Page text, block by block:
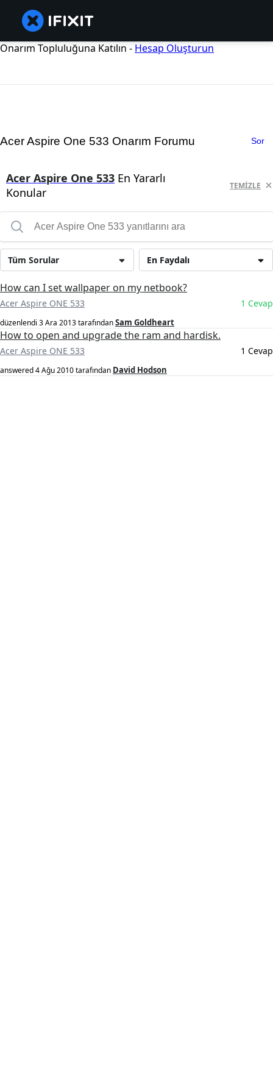
Onarım Topluluğuna Katılın - Hesap Oluşturun
Acer Aspire One 533 Onarım Forumu Sor
Acer Aspire One 533 En Yararlı
Konular
TEMIZLE
En Faydalı
Tüm Sorular
How can I set wallpaper on my netbook?
Acer Aspire ONE 533 1 Cevap
düzenlendi 3 Ara 2013tarafındanSam Goldheart
How to open and upgrade the ram and hardisk.
Acer Aspire ONE 533 1 Cevap
answered4 Ağu 2010tarafından David Hodson